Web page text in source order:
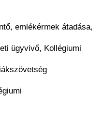
emlékérmek átadása,
ügyvivő, Kollégiumi